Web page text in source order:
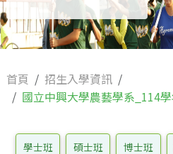
首頁
招生入學資訊
國立中興大學農藝學系_114
學士班 碩士班 博士班